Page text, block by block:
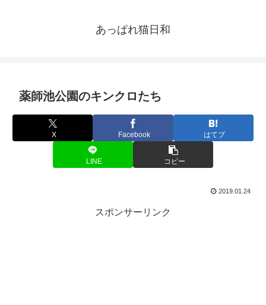
あっぱれ猫日和
薬師池公園のキンクロたち
X Facebook はてブ
LINE コピー
2019.01.24
スポンサーリンク